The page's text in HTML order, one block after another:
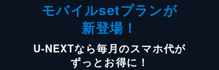
モバイルsetプランが
新登場！
U-NEXTなら毎月のスマホ代が
ずっとお得に！